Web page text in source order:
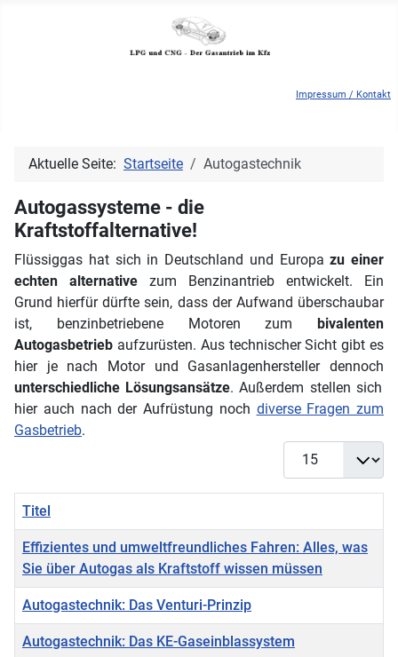
Impressum / Kontakt
Aktuelle Seite: Startseite Autogastechnik
Autogassysteme - die
Kraftstoffalternative!
Flüssiggas hat sich in Deutschland und Europazu einer
echten alternative zum Benzinantrieb entwickelt. Ein
Grund hierfür dürfte sein, dass der Aufwand überschaubar
ist, benzinbetriebene Motoren zum bivalenten
Autogasbetrieb aufzurüsten. Aus technischer Sicht gibt es
hier je nach Motor und Gasanlagenhersteller dennoch
unterschiedliche Lösungsansätze. Außerdem stellen sich
hier auch nach der Aufrüstung noch diverse Fragen zum
Gasbetrieb.
Anzeige #
Titel
Effizientes und umweltfreundliches Fahren: Alles, was
Sie über Autogas als Kraftstoff wissen müssen
Autogastechnik: Das Venturi-Prinzip
Autogastechnik: Das KE-Gaseinblassystem